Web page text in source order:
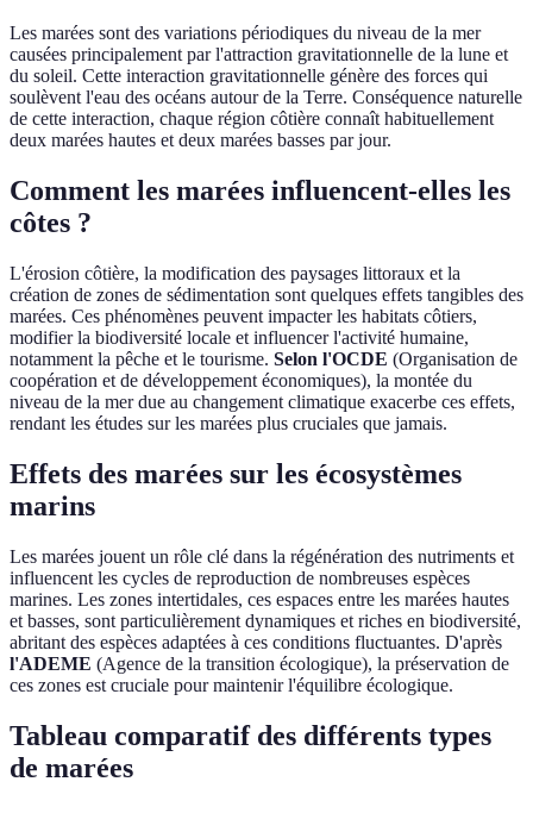
Les marées sont des variations périodiques du niveau de la mer
causées principalement par l'attraction gravitationnelle de la lune et
du soleil. Cette interaction gravitationnelle génère des forces qui
soulèvent l'eau des océans autour de la Terre. Conséquence naturelle
de cette interaction, chaque région côtière connaît habituellement
deux marées hautes et deux marées basses par jour.
Comment les marées influencent-elles les
côtes ?
L'érosion côtière, la modification des paysages littoraux et la
création de zones de sédimentation sont quelques effets tangibles des
marées. Ces phénomènes peuvent impacter les habitats côtiers,
modifier la biodiversité locale et influencer l'activité humaine,
notamment la pêche et le tourisme. Selon l'OCDE (Organisation de
coopération et de développement économiques), la montée du
niveau de la mer due au changement climatique exacerbe ces effets,
rendant les études sur les marées plus cruciales que jamais.
Effets des marées sur les écosystèmes
marins
Les marées jouent un rôle clé dans la régénération des nutriments et
influencent les cycles de reproduction de nombreuses espèces
marines. Les zones intertidales, ces espaces entre les marées hautes
et basses, sont particulièrement dynamiques et riches en biodiversité,
abritant des espèces adaptées à ces conditions fluctuantes. D'après
l'ADEME (Agence de la transition écologique), la préservation de
ces zones est cruciale pour maintenir l'équilibre écologique.
Tableau comparatif des différents types
de marées